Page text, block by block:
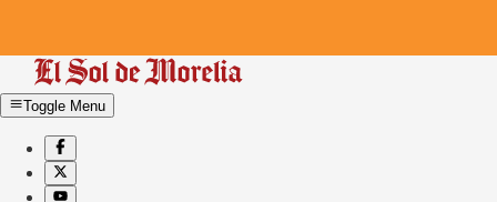
Toggle Menu